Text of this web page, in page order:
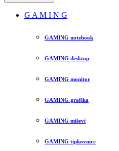
G A M I N G
GAMING notebook
GAMING desktop
GAMING monitor
GAMING grafika
GAMING miševi
GAMING tipkovnice